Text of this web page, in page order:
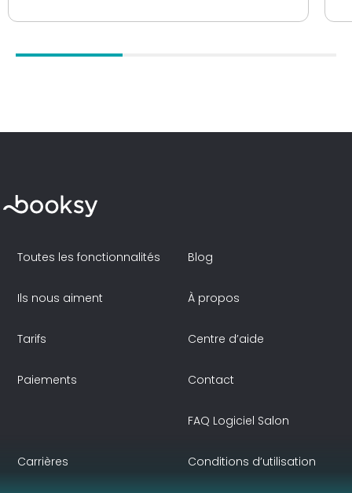
Toutes les fonctionnalités
Ils nous aiment
Tarifs
Paiements
Blog
À propos
Centre d’aide
Contact
FAQ Logiciel Salon
Carrières Conditions d’utilisation